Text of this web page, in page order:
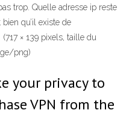
trop. Quelle adresse ip reste
qu’il existe de
× 139 pixels, taille du
png)
your privacy to
VPN from the